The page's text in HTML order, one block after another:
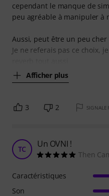
cependant le manque de
peu agréable à manipuler à
Aussi, peut être un peu cher
Je ne referais pas ce choix,
Afficher plus
3 2
TC Un OVNI !
Then
Caractéristiques
Son